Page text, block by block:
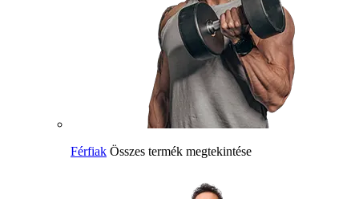
Férfiak Összes termék megtekintése